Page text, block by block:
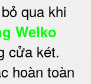
qua khi
Welko
cửa két.
hoàn toàn